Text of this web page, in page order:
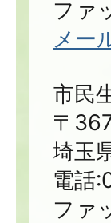
ファ
メー
市民
〒
埼玉
電話
ファ